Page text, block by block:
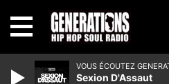
VOUS ÉCOUTEZ
Sexion D'Assaut